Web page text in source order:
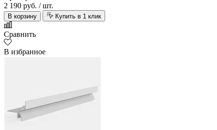
2 190 руб. / шт.
В корзину Купить в 1 клик
Сравнить
В избранное